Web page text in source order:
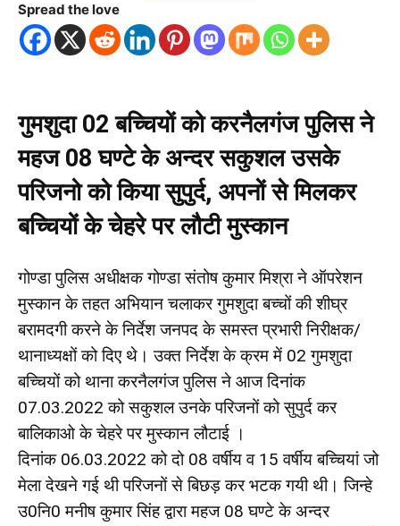
Spread the love
गुमशुदा 02 बच्चियों को करनैलगंज पुलिस ने
महज 08 घण्टे के अन्दर सकुशल उसके
परिजनो को किया सुपुर्द, अपनों से मिलकर
बच्चियों के चेहरे पर लौटी मुस्कान
गोण्डा पुलिस अधीक्षक गोण्डा संतोष कुमार मिश्रा ने ऑपरेशन
मुस्कान के तहत अभियान चलाकर गुमशुदा बच्चों की शीघ्र
बरामदगी करने के निर्देश जनपद के समस्त प्रभारी निरीक्षक/
थानाध्यक्षों को दिए थे। उक्त निर्देश के क्रम में 02 गुमशुदा
बच्चियों को थाना करनैलगंज पुलिस ने आज दिनांक
07.03.2022 को सकुशल उनके परिजनों को सुपुर्द कर
बालिकाओ के चेहरे पर मुस्कान लौटाई ।
दिनांक 06.03.2022 को दो 08 वर्षीय व 15 वर्षीय बच्चियां जो
मेला देखने गई थी परिजनों से बिछड़ कर भटक गयी थी। जिन्हे
उ0नि0 मनीष कुमार सिंह द्वारा महज 08 घण्टे के अन्दर